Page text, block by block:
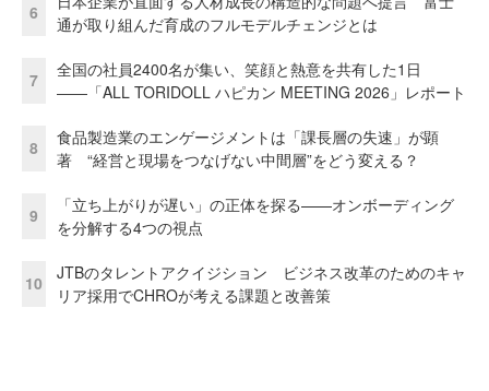
6
通が取り組んだ育成のフルモデルチェンジとは
7
全国の社員2400名が集い、笑顔と熱意を共有した1日
――「ALL TORIDOLL ハピカン MEETING 2026」レポート
8
食品製造業のエンゲージメントは「課長層の失速」が顕
著 “経営と現場をつなげない中間層”をどう変える？
9
「立ち上がりが遅い」の正体を探る——オンボーディング
を分解する4つの視点
10
JTBのタレントアクイジション ビジネス改革のためのキャ
リア採用でCHROが考える課題と改善策